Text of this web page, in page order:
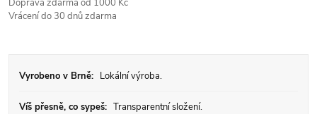
Doprava zdarma od 1000 Kč
Vrácení do 30 dnů zdarma
Vyrobeno v Brně: Lokální výroba.
Víš přesně, co sypeš: Transparentní složení.